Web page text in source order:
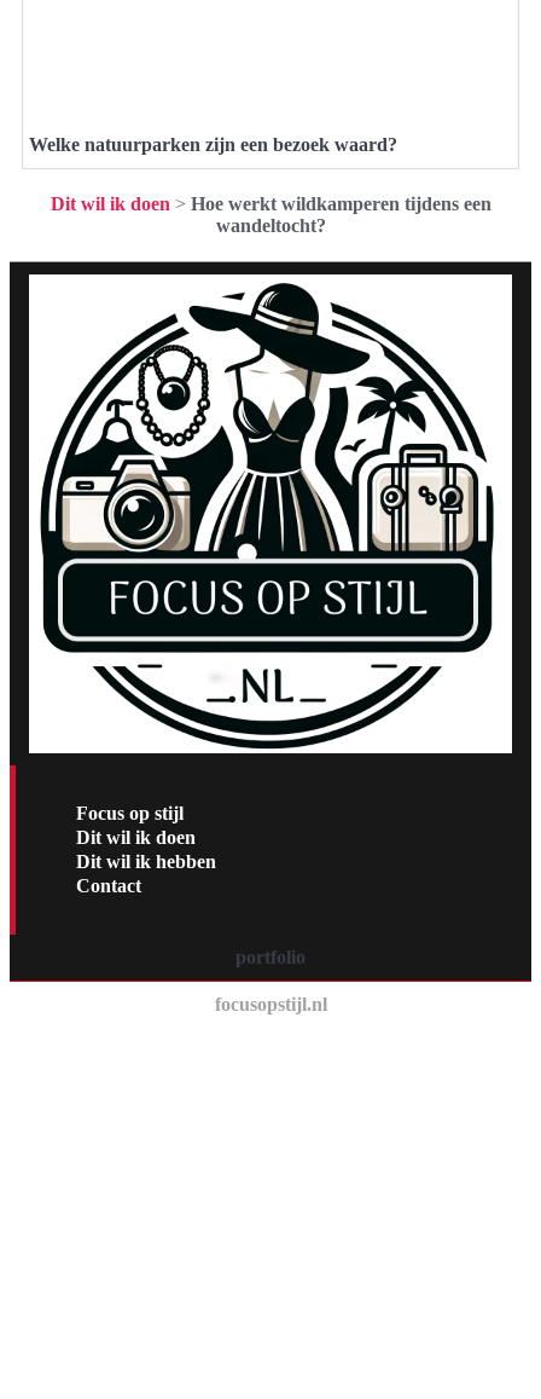
Welke natuurparken zijn een bezoek waard?
Dit wil ik doen > Hoe werkt wildkamperen tijdens een
wandeltocht?
Focus op stijl
Dit wil ik doen
Dit wil ik hebben
Contact
portfolio
focusopstijl.nl